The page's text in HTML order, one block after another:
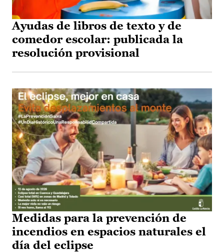
Ayudas de libros de texto y de
comedor escolar: publicada la
resolución provisional
Medidas para la prevención de
incendios en espacios naturales el
día del eclipse